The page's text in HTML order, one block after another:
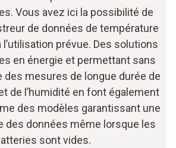
Vous avez ici la possibilité de
de données de température
l’utilisation prévue. Des solutions
en énergie et permettant sans
des mesures de longue durée de
de l’humidité en font également
des modèles garantissant une
des données même lorsque les
sont vides.